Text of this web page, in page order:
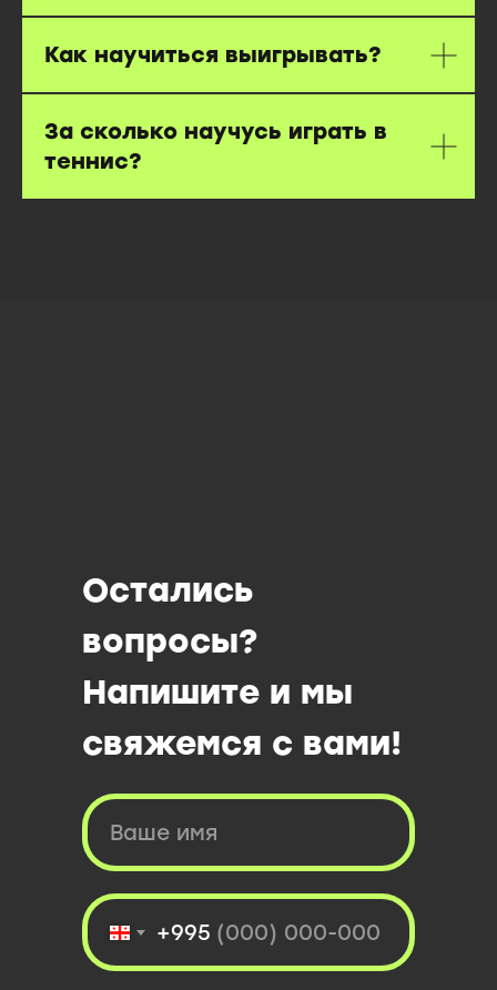
Как научиться выигрывать?
За сколько научусь играть в
теннис?
Остались
вопросы?
Напишите и мы
свяжемся с вами!
+995